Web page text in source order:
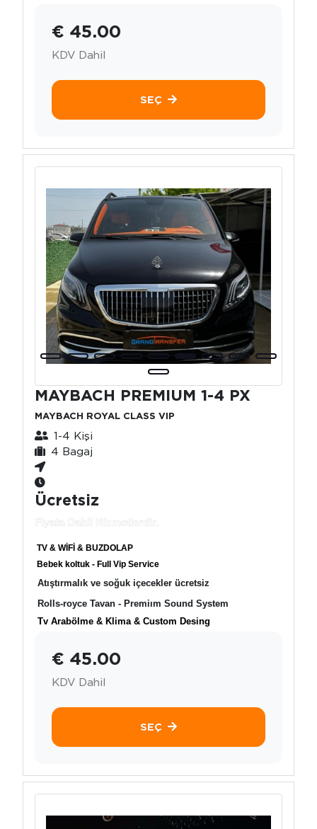
€ 45.00
KDV Dahil
SEÇ
MAYBACH PREMIUM 1-4 PX
MAYBACH ROYAL CLASS VIP
1-4 Kişi
4 Bagaj
Ücretsiz
Fiyata Dahil Hizmetlerdir.
TV & WİFİ & BUZDOLAP
Bebek koltuk - Full Vip Service
Atıştırmalık ve soğuk içecekler ücretsiz
Rolls-royce Tavan - Premiım Sound System
Tv Arabölme & Klima & Custom Desing
€ 45.00
KDV Dahil
SEÇ